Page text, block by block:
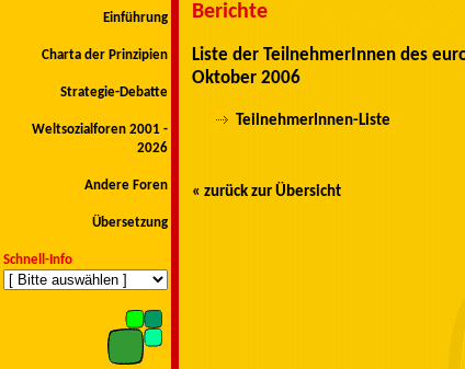
Einführung
Charta der Prinzipien
Strategie-Debatte
Weltsozialforen 2001 -
2026
Andere Foren
Übersetzung
Schnell-Info
Berichte
Liste der TeilnehmerInnen des
Oktober 2006
TeilnehmerInnen-Liste
« zurück zur Übersicht